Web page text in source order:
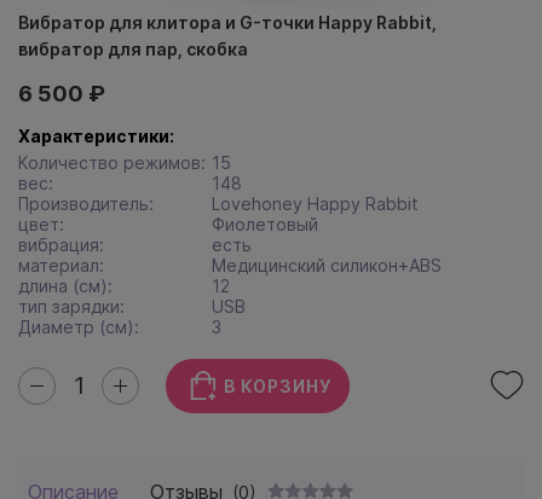
Вибратор для клитора и G-точки Happy Rabbit,
вибратор для пар, скобка
6 500 ₽
Характеристики:
Количество режимов:
вес:
Производитель:
цвет:
вибрация:
материал:
длина (см):
тип зарядки:
Диаметр (см):
15
148
Lovehoney Happy Rabbit
Фиолетовый
есть
Медицинский силикон+ABS
12
USB
3
В КОРЗИНУ
Описание Отзывы (0)